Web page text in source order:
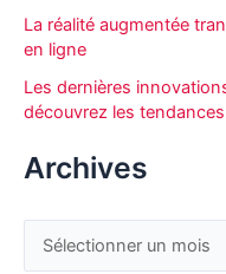
r
:
La réalité augmentée
en ligne
Les dernières
découvrez les
Archives
r